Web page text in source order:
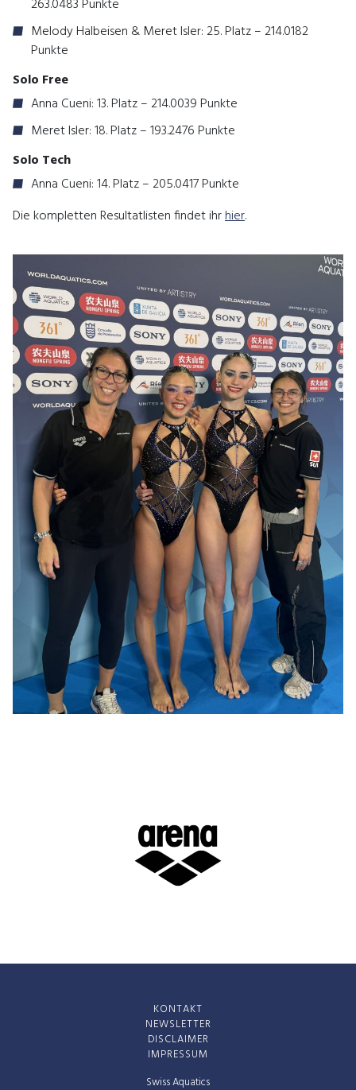
263.0483 Punkte
Melody Halbeisen & Meret Isler: 25. Platz – 214.0182
Punkte
Solo Free
Anna Cueni: 13. Platz – 214.0039 Punkte
Meret Isler: 18. Platz – 193.2476 Punkte
Solo Tech
Anna Cueni: 14. Platz – 205.0417 Punkte
Die kompletten Resultatlisten findet ihrhier.
Swiss Aquatics
KONTAKT
NEWSLETTER
DISCLAIMER
IMPRESSUM